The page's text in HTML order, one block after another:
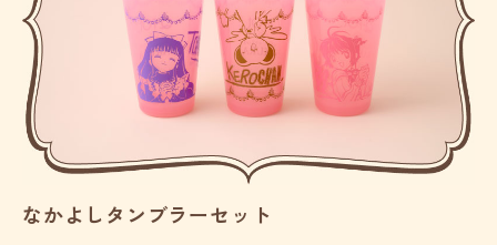
なかよしタンブラーセット